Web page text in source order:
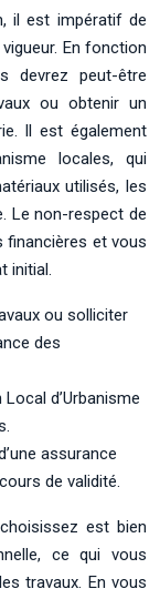
il est impératif de
En fonction
devrez peut-être
ou obtenir un
Il est également
locales, qui
utilisés, les
Le non-respect de
financières et vous
initial.
ou solliciter
des
d’Urbanisme
assurance
de validité.
est bien
ce qui vous
travaux. En vous